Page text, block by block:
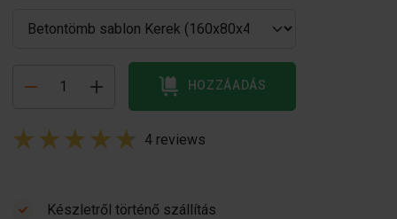
HOZZÁADÁS
4 reviews
Készletről történő szállítás